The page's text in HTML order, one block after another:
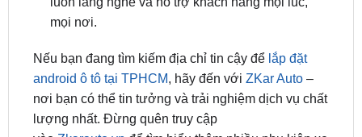
Nếu bạn đang tìm kiếm địa chỉ tin cậy để
nơi bạn có thể tin tưởng và trải nghiệm dịch vụ chất
lượng nhất. Đừng quên truy cập
vàoZkarauto.vnđể tìm hiểu thêm nhiều phụ kiện xe
hơi,ô tô mới nhất nhé!